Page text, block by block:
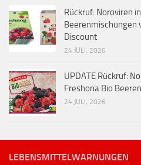
Rückruf: Noroviren
Beerenmischungen
Discount
24 JULI, 2026
UPDATE Rückruf:
Freshona Bio
24 JULI, 2026
LEBENSMITTELWARNUNGEN